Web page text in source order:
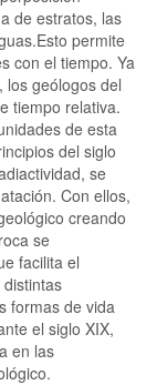
de estratos, las
permite
con el tiempo. Ya
los geólogos del
tiempo relativa.
de esta
del siglo
se
Con ellos,
creando
se
facilita el
formas de vida
el siglo XIX,
en las